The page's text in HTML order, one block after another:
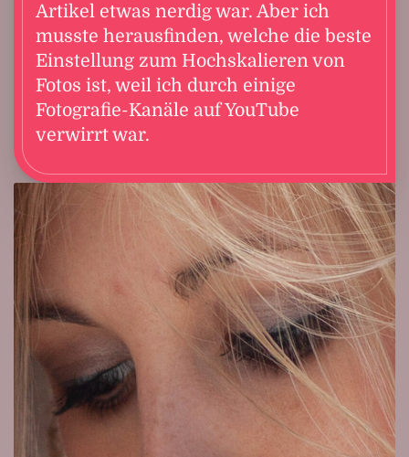
Artikel etwas nerdig war. Aber ich
musste herausfinden, welche die beste
Einstellung zum Hochskalieren von
Fotos ist, weil ich durch einige
Fotografie-Kanäle auf YouTube
verwirrt war.